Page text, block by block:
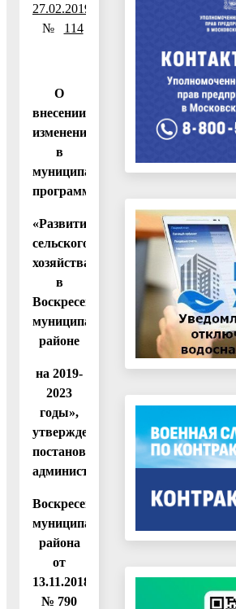
27.02.2019
№ 114
О
внесении
изменений
в
муниципальную
программу
«Развитие
сельского
хозяйства
в
Воскресенском
муниципальном
районе
на 2019-
2023
годы»,
утвержденную
постановлением
администрации
Воскресенского
муниципального
района
от
13.11.2018
№ 790